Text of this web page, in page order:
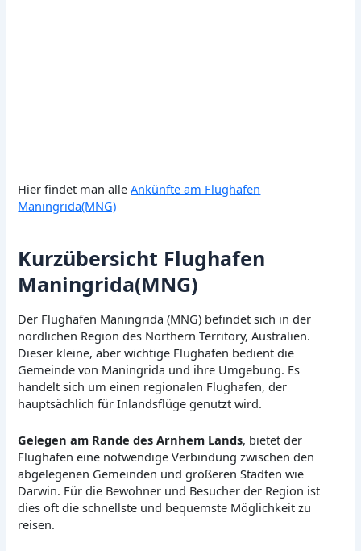
Hier findet man alleAnkünfte am Flughafen
Maningrida(MNG)
Kurzübersicht Flughafen
Maningrida(MNG)
Der Flughafen Maningrida (MNG) befindet sich in der
nördlichen Region des Northern Territory, Australien.
Dieser kleine, aber wichtige Flughafen bedient die
Gemeinde von Maningrida und ihre Umgebung. Es
handelt sich um einen regionalen Flughafen, der
hauptsächlich für Inlandsflüge genutzt wird.
Gelegen am Rande des Arnhem Lands, bietet der
Flughafen eine notwendige Verbindung zwischen den
abgelegenen Gemeinden und größeren Städten wie
Darwin. Für die Bewohner und Besucher der Region ist
dies oft die schnellste und bequemste Möglichkeit zu
reisen.